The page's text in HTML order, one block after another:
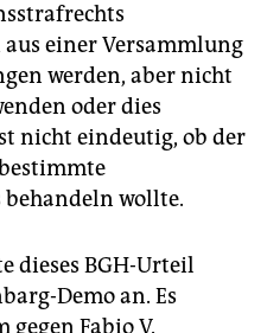
einer Versammlung
werden, aber nicht
oder dies
nicht eindeutig, ob der
wollte.
dieses BGH-Urteil
Demo an. Es
Fabio V.